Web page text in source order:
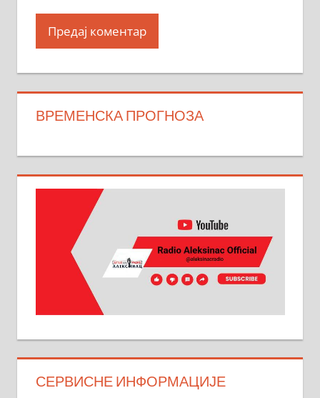
ВРЕМЕНСКА ПРОГНОЗА
СЕРВИСНЕ ИНФОРМАЦИЈЕ